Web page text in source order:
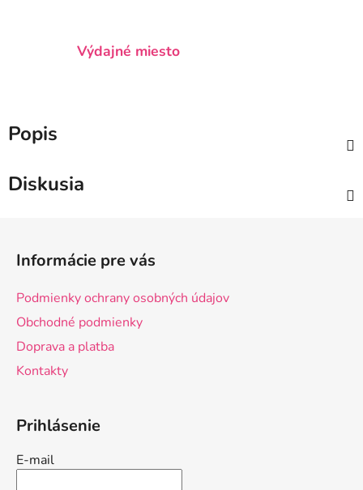
Výdajné miesto
Popis
Diskusia
Informácie pre vás
Podmienky ochrany osobných údajov
Obchodné podmienky
Doprava a platba
Kontakty
Prihlásenie
E-mail